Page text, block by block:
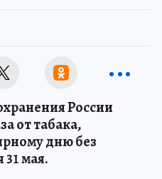
России
от табака,
дню без
мая.